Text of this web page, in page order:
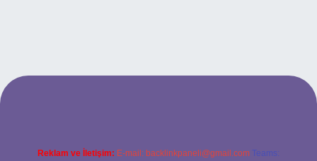
giriş
Reklam ve İletişim: E-mail: backlinkpaneli@gmail.com Teams: